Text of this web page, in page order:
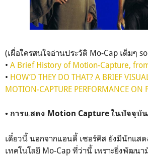
(เผื่อใครสนใจอ่านประวัติ Mo-Cap เต็มๆ
• A Brief History of Motion-Capture,
• HOW’D THEY DO THAT? A BRIEF
MOTION-CAPTURE PERFORMANCE ON
• การแสดง Motion Capture ในปัจจุบัน
เดี๋ยวนี้ นอกจากแอนดี้ เซอร์คิส ยังมีนักแส
เทคโนโลยี Mo-Cap ที่ว่านี้ เพราะยิ่งพัฒน